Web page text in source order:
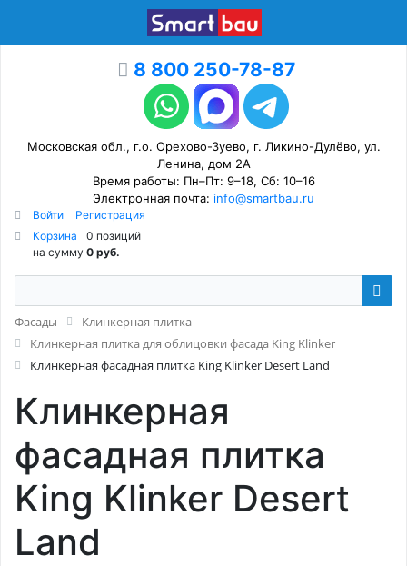
8 800 250-78-87
Московская обл., г.о. Орехово-Зуево, г. Ликино-Дулёво, ул.
Ленина, дом 2А
Время работы: Пн–Пт: 9–18, Сб: 10–16
Электронная почта: info@smartbau.ru
Войти
Регистрация
Корзина
0 позиций
на сумму 0 руб.
Фасады
Клинкерная плитка
Клинкерная плитка для облицовки фасада King Klinker
Клинкерная фасадная плитка King Klinker Desert Land
Клинкерная
фасадная плитка
King Klinker Desert
Land